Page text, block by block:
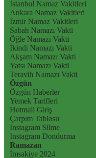
İstanbul Namaz Vakitleri
Ankara Namaz Vakitleri
İzmir Namaz Vakitleri
Sabah Namazı Vakti
Öğle Namazı Vakti
İkindi Namazı Vakti
Akşam Namazı Vakti
Yatsı Namazı Vakti
Teravih Namazı Vakti
Özgün
Özgün Haberler
Yemek Tarifleri
Hotmail Giriş
Çarpım Tablosu
Instagram Silme
Instagram Dondurma
Ramazan
İmsakiye 2024